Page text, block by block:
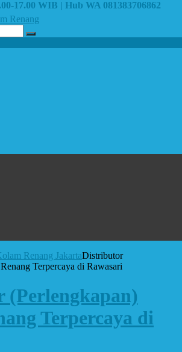
17.00 WIB | Hub WA 081383706862
Renang JakartaDistributor
Terpercaya di Rawasari
Terpercaya di